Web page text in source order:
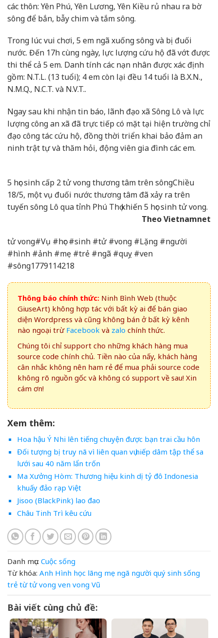
các thôn: Yên Phú, Yên Lương, Yên Kiều rủ nhau ra bờ
sông để bắn, bẫy chim và tắm sông.
Trong lúc vui chơi, 5 em ngã xuống sông và bị đuối
nước. Đến 17h cùng ngày, lực lượng cứu hộ đã vớt được
thi thể cả 5 em. Danh tính các nạn nhân được xác định
gồm: N.T.L. (13 tuổi); 4 em còn lại đều 14 tuổi là B.X.N.,
N.M.Q., N.C.T. và N.V.T..
Ngay sau khi nhận tin báo, lãnh đạo xã Sông Lô và lực
lượng công an xã đã trực tiếp có mặt tại hiện trường chỉ
đạo công tác cứu hộ, đồng thời triển khai bảo đảm an
ninh trật tự và thăm hỏi, động viên gia đình các em.
5 học sinh cấp 2 tử vong thương tâm trên sôngChiều
18/5, một vụ đuối nước thương tâm đã xảy ra trên
tuyến sông Lô qua tỉnh Phú Thọ khiến 5 học sinh tử vong.
Theo Vietnamnet
tử vong#Vụ #học #sinh #tử #vong #Lặng #người
#hình #ảnh #mẹ #trẻ #ngã #quỵ #ven
#sông1779114218
Thông báo chính thức: Ninh Bình Web (thuộc
GiuseArt) không hợp tác với bất kỳ ai để bán giao
diện Wordpress và cũng không bán ở bất kỳ kênh
nào ngoại trừ Facebook và zalo chính thức.
Chúng tôi chỉ support cho những khách hàng mua
source code chính chủ. Tiền nào của nấy, khách hàng
cân nhắc không nên ham rẻ để mua phải source code
không rõ nguồn gốc và không có support về sau! Xin
cám ơn!
Xem thêm:
Hoa hậu Ý Nhi lên tiếng chuyện được bạn trai cầu hôn
Đối tượng bị truy nã vì liên quan vụ hiếp dâm tập thể sa
lưới sau 40 năm lẩn trốn
Ma Xưởng Hòm: Thương hiệu kinh dị tỷ đô Indonesia
khuấy đảo rạp Việt
Jisoo (BlackPink) lao đao
Châu Tinh Trì kêu cứu
Danh mục: Cuộc sống
Từ khóa: Anh Hình học lãng mẹ ngã người quý sinh sống
trẻ từ tử vong ven vong Vũ
Bài viết cùng chủ đề: